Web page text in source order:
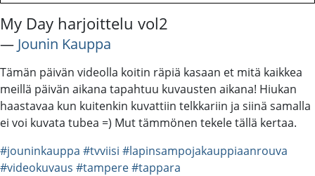
My Day harjoittelu vol2
― Jounin Kauppa
Tämän päivän videolla koitin räpiä kasaan et mitä kaikkea
meillä päivän aikana tapahtuu kuvausten aikana! Hiukan
haastavaa kun kuitenkin kuvattiin telkkariin ja siinä samalla
ei voi kuvata tubea =) Mut tämmönen tekele tällä kertaa.
#jouninkauppa #tvviisi #lapinsampojakauppiaanrouva
#videokuvaus #tampere#tappara